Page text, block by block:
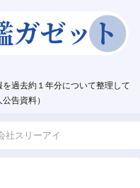
過去約１年分について整理して
告資料）
社スリーアイ